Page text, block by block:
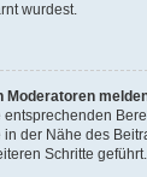
wurdest.
Moderatoren
der Nähe des
Schritte geführt.